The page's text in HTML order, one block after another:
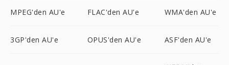
MPEG'den AU'e FLAC'den AU'e WMA'den AU'e
3GP'den AU'e OPUS'den AU'e ASF'den AU'e